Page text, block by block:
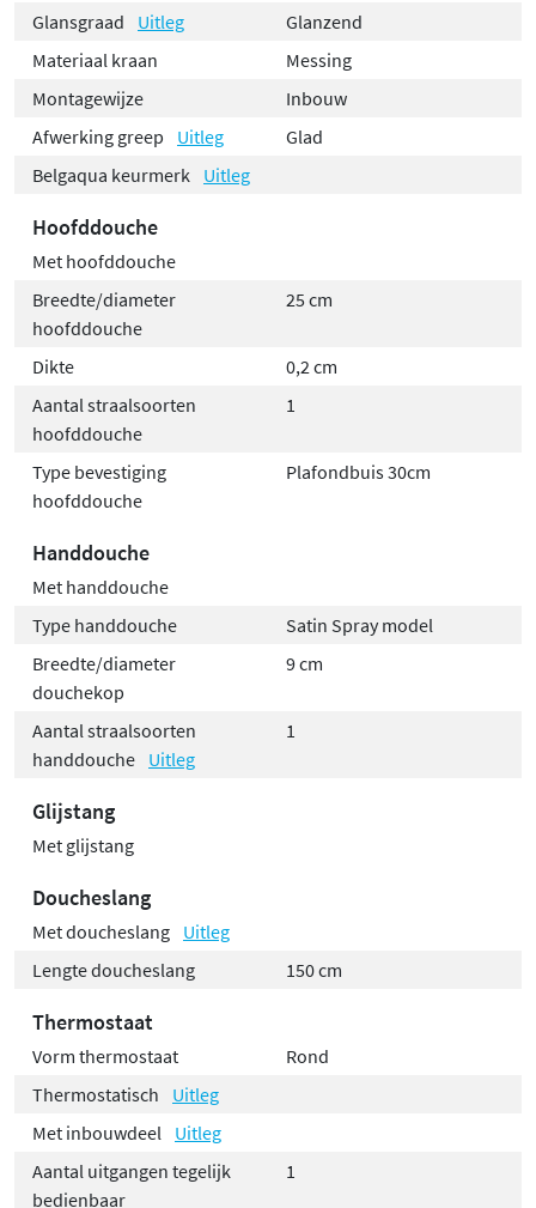
Glansgraad Uitleg
Glanzend
Materiaal kraan
Messing
Montagewijze
Inbouw
Afwerking greep
Uitleg
Glad
Belgaqua keurmerk Uitleg
Hoofddouche
Met hoofddouche
Breedte/diameter
hoofddouche
25 cm
Dikte
0,2 cm
Aantal straalsoorten
hoofddouche
1
Type bevestiging
hoofddouche
Plafondbuis 30cm
Handdouche
Met handdouche
Type handdouche
Satin Spray model
Breedte/diameter
douchekop
9 cm
Aantal straalsoorten
handdouche Uitleg
1
Glijstang
Met glijstang
Doucheslang
Met doucheslang Uitleg
Lengte doucheslang
150 cm
Thermostaat
Vorm thermostaat
Rond
Thermostatisch
Uitleg
Met inbouwdeel Uitleg
Aantal uitgangen tegelijk
bedienbaar
1